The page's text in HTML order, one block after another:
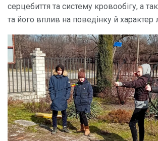
серцебиття та систему кровообігу, а
та його вплив на поведінку й